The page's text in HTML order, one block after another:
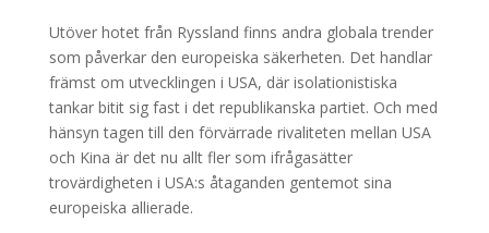
Utöver hotet från Ryssland finns andra globala trender
som påverkar den europeiska säkerheten. Det handlar
främst om utvecklingen i USA, där isolationistiska
tankar bitit sig fast i det republikanska partiet. Och med
hänsyn tagen till den förvärrade rivaliteten mellan USA
och Kina är det nu allt fler som ifrågasätter
trovärdigheten i USA:s åtaganden gentemot sina
europeiska allierade.